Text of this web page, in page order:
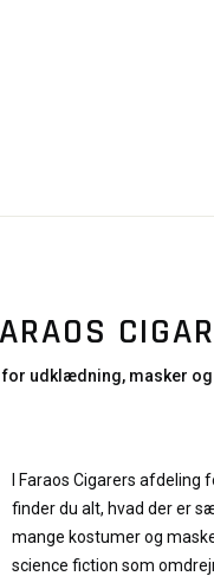
udklædning, masker
I Faraos Cigarers afdeling
finder du alt, hvad der er
mange kostumer og
science fiction som